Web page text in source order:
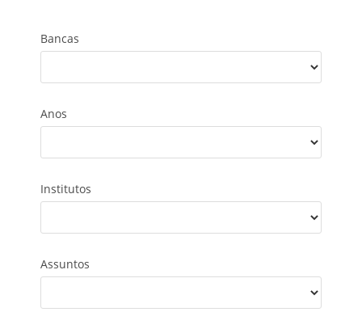
Bancas
Anos
Institutos
Assuntos